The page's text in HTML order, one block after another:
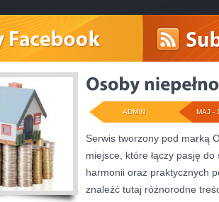
MAJ -
ADMIN
Serwis tworzony pod marką
miejsce, które łączy pasję
harmonii oraz praktycznych
znaleźć tutaj różnorodne